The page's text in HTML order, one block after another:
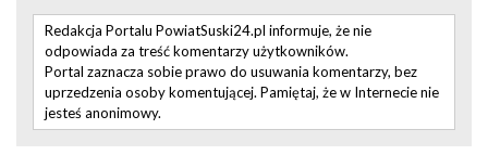
Redakcja Portalu PowiatSuski24.pl informuje, że nie
odpowiada za treść komentarzy użytkowników.
Portal zaznacza sobie prawo do usuwania komentarzy, bez
uprzedzenia osoby komentującej. Pamiętaj, że w Internecie nie
jesteś anonimowy.